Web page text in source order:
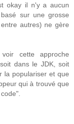
okay il n'y a aucun
sur une grosse
autres) ne gère
cette approche
dans le JDK, soit
la populariser et que
qui à trouvé que